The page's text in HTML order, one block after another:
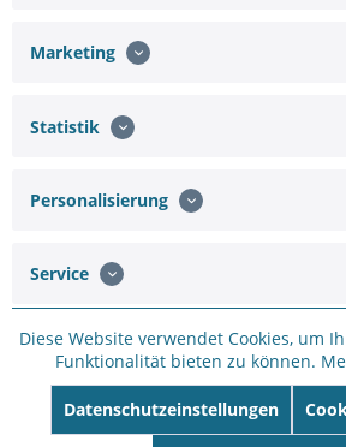
Merken
Hersteller:
Beschreibung
Robuste Konstruktion Das robuste
entwickelt, damit Ihr Netzwerk
Marketing
Statistik
Personalisierung
Service
Diese Website verwendet Cookies, um
Funktionalität bieten zu können.
Datenschutzeinstellungen